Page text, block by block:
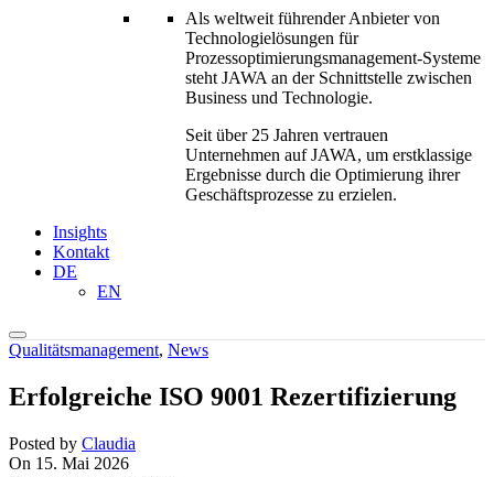
Als weltweit führender Anbieter von
Technologielösungen für
Prozessoptimierungs­management-Systeme
steht JAWA an der Schnittstelle zwischen
Business und Technologie.
Seit über 25 Jahren vertrauen
Unternehmen auf JAWA, um erstklassige
Ergebnisse durch die Optimierung ihrer
Geschäftsprozesse zu erzielen.
Insights
Kontakt
DE
EN
Qualitätsmanagement, News
Erfolgreiche ISO 9001 Rezertifizierung
Posted by Claudia
On 15. Mai 2026